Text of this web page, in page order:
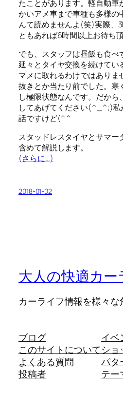
たことがあります。軽自動車
かいアメ車まで車種も多様の
んて読めませんよ(笑)実際、
ともあれば6時間以上お待ち
でも、スタッフは昼飯も食べ
延々とタイヤ交換を続けてい
マメに取れるわけではありま
抜きとか当たり前でした。寒
し極限状態なんです。だから
してあげてください(^_^;)私
話ですけど(^^ゞ
スタッドレスタイヤとサマー
含めて解説します。
(さらに…)
2018-01-02
大人の快適カー
カーライフ情報を様々な
ブログ
このサイトについて
よくある質問
投稿者
イベ
ショ
パタ
テー